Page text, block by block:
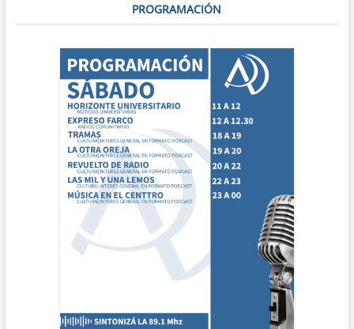
PROGRAMACIÓN